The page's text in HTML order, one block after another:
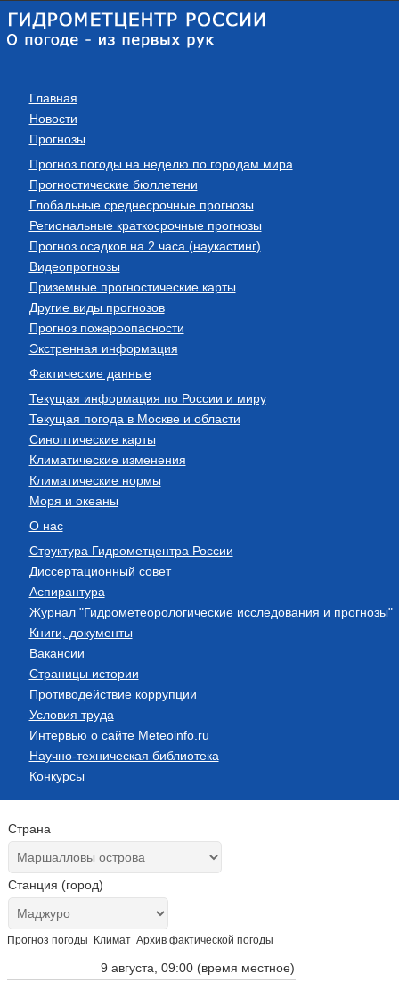
Главная
Новости
Прогнозы
Прогноз погоды на неделю по городам мира
Прогностические бюллетени
Глобальные среднесрочные прогнозы
Региональные краткосрочные прогнозы
Прогноз осадков на 2 часа (наукастинг)
Видеопрогнозы
Приземные прогностические карты
Другие виды прогнозов
Прогноз пожароопасности
Экстренная информация
Фактические данные
Текущая информация по России и миру
Текущая погода в Москве и области
Синоптические карты
Климатические изменения
Климатические нормы
Моря и океаны
О нас
Структура Гидрометцентра России
Диссертационный совет
Аспирантура
Журнал "Гидрометеорологические исследования и прогнозы"
Книги, документы
Вакансии
Страницы истории
Противодействие коррупции
Условия труда
Интервью о сайте Meteoinfo.ru
Научно-техническая библиотека
Конкурсы
Страна
Станция (город)
Прогноз погоды Климат Архив фактической погоды
9 августа, 09:00 (время местное)